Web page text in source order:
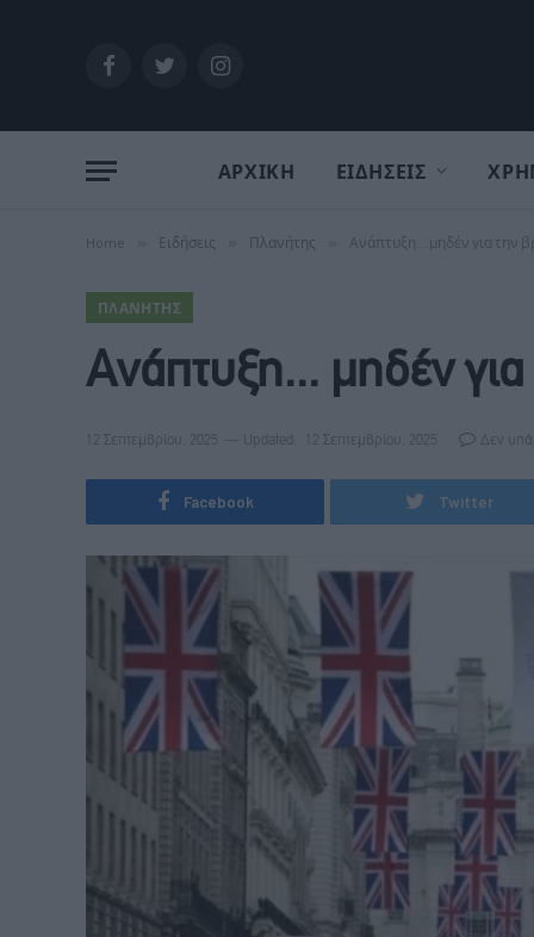
FacebookTwitterInstagram
ΑΡΧΙΚΗ ΕΙΔΗΣΕΙΣ
Home Ειδήσεις Πλανήτης Ανάπτυξη... μηδέν για την
ΠΛΑΝΉΤΗΣ
Ανάπτυξη... μηδέν για
12 Σεπτεμβρίου, 2025 Updated: 12 Σεπτεμβρίου, 2025 Δεν
Facebook Twitter